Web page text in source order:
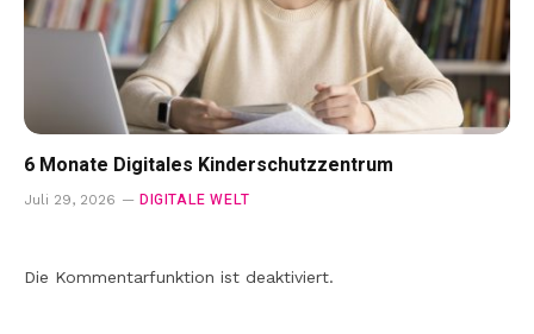
6 Monate Digitales Kinderschutzzentrum
Juli 29, 2026 DIGITALE WELT
Die Kommentarfunktion ist deaktiviert.